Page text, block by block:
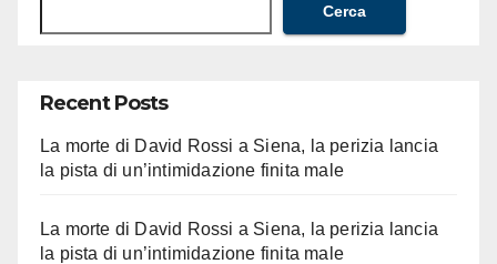
Cerca
Recent Posts
La morte di David Rossi a Siena, la perizia lancia
la pista di un’intimidazione finita male
La morte di David Rossi a Siena, la perizia lancia
la pista di un’intimidazione finita male